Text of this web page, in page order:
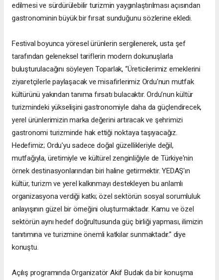
edilmesi ve sürdürülebilir turizmin yaygınlaştırılması açısından
gastronominin büyük bir fırsat sunduğunu sözlerine ekledi.
Festival boyunca yöresel ürünlerin sergilenerek, usta şef
tarafından geleneksel tariflerin modern dokunuşlarla
buluşturulacağını söyleyen Toparlak, “Üreticilerimiz emeklerini
ziyaretçilerle paylaşacak ve misafirlerimiz Ordu'nun mutfak
kültürünü yakından tanıma fırsatı bulacaktır. Ordu’nun kültür
turizmindeki yükselişini gastronomiyle daha da güçlendirecek,
yerel ürünlerimizin marka değerini artıracak ve şehrimizi
gastronomi turizminde hak ettiği noktaya taşıyacağız.
Hedefimiz; Ordu'yu sadece doğal güzellikleriyle değil,
mutfağıyla, üretimiyle ve kültürel zenginliğiyle de Türkiye'nin
örnek destinasyonlarından biri haline getirmektir. YEDAŞ'ın
kültür, turizm ve yerel kalkınmayı destekleyen bu anlamlı
organizasyona verdiği katkı; özel sektörün sosyal sorumluluk
anlayışının güzel bir örneğini oluşturmaktadır. Kamu ve özel
sektörün aynı hedef doğrultusunda güç birliği yapması, ilimizin
tanıtımına ve turizmine önemli katkılar sunmaktadır.” diye
konuştu.
Açılış programında Organizatör Akif Budak da bir konuşma